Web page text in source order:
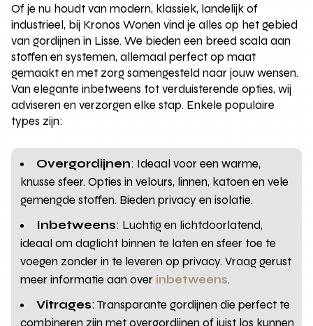
Of je nu houdt van modern, klassiek, landelijk of
industrieel, bij Kronos Wonen vind je alles op het gebied
van gordijnen in Lisse. We bieden een breed scala aan
stoffen en systemen, allemaal perfect op maat
gemaakt en met zorg samengesteld naar jouw wensen.
Van elegante inbetweens tot verduisterende opties, wij
adviseren en verzorgen elke stap. Enkele populaire
types zijn:
Overgordijnen: Ideaal voor een warme,
knusse sfeer. Opties in velours, linnen, katoen en vele
gemengde stoffen. Bieden privacy en isolatie.
Inbetweens: Luchtig en lichtdoorlatend,
ideaal om daglicht binnen te laten en sfeer toe te
voegen zonder in te leveren op privacy. Vraag gerust
meer informatie aan over inbetweens.
Vitrages: Transparante gordijnen die perfect te
combineren zijn met overgordijnen of juist los kunnen